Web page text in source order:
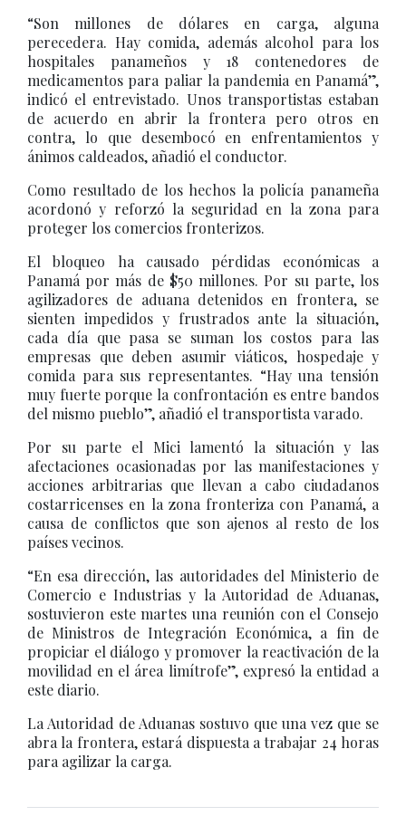
“Son millones de dólares en carga, alguna
perecedera. Hay comida, además alcohol para los
hospitales panameños y 18 contenedores de
medicamentos para paliar la pandemia en Panamá”,
indicó el entrevistado. Unos transportistas estaban
de acuerdo en abrir la frontera pero otros en
contra, lo que desembocó en enfrentamientos y
ánimos caldeados, añadió el conductor.
Como resultado de los hechos la policía panameña
acordonó y reforzó la seguridad en la zona para
proteger los comercios fronterizos.
El bloqueo ha causado pérdidas económicas a
Panamá por más de $50 millones. Por su parte, los
agilizadores de aduana detenidos en frontera, se
sienten impedidos y frustrados ante la situación,
cada día que pasa se suman los costos para las
empresas que deben asumir viáticos, hospedaje y
comida para sus representantes. “Hay una tensión
muy fuerte porque la confrontación es entre bandos
del mismo pueblo”, añadió el transportista varado.
Por su parte el Mici lamentó la situación y las
afectaciones ocasionadas por las manifestaciones y
acciones arbitrarias que llevan a cabo ciudadanos
costarricenses en la zona fronteriza con Panamá, a
causa de conflictos que son ajenos al resto de los
países vecinos.
“En esa dirección, las autoridades del Ministerio de
Comercio e Industrias y la Autoridad de Aduanas,
sostuvieron este martes una reunión con el Consejo
de Ministros de Integración Económica, a fin de
propiciar el diálogo y promover la reactivación de la
movilidad en el área limítrofe”, expresó la entidad a
este diario.
La Autoridad de Aduanas sostuvo que una vez que se
abra la frontera, estará dispuesta a trabajar 24 horas
para agilizar la carga.